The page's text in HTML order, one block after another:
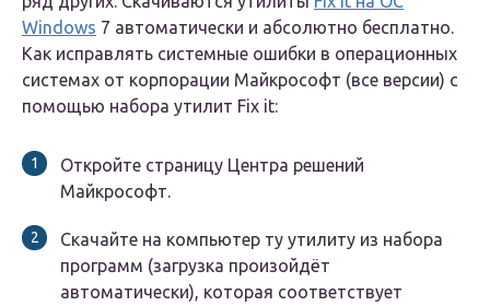
Windows 7 автоматически и абсолютно бесплатно.
Как исправлять системные ошибки в операционных
системах от корпорации Майкрософт (все версии) с
помощью набора утилит Fix it:
Откройте страницу Центра решений
Майкрософт.
Скачайте на компьютер ту утилиту из набора
программ (загрузка произойдёт
автоматически), которая соответствует